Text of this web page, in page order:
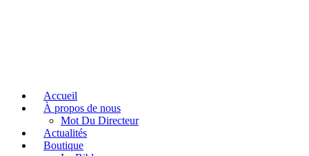
Accueil
À propos de nous
Mot Du Directeur
Actualités
Boutique